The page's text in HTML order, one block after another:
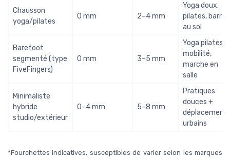
Chausson
yoga/pilates
0 mm 2–4 mm
Yoga doux,
pilates, barre
au sol
Barefoot
segmenté (type
FiveFingers)
0 mm 3–5 mm
Yoga pilates,
mobilité,
marche en
salle
Minimaliste
hybride
studio/extérieur
0–4 mm 5–8 mm
Pratiques
douces +
urbains
*Fourchettes indicatives, susceptibles de varier selon les marques